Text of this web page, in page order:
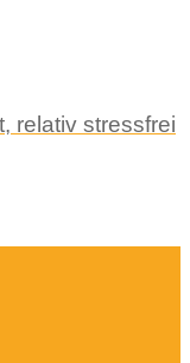
relativ stressfrei